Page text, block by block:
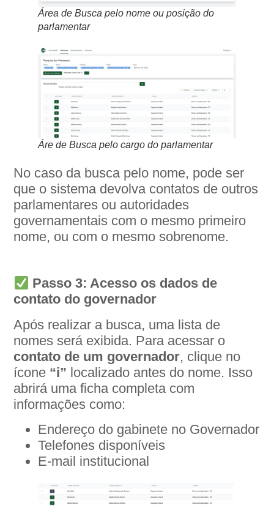
Área de Busca pelo nome ou posição do
parlamentar
Áre de Busca pelo cargo do parlamentar
No caso da busca pelo nome, pode ser
que o sistema devolva contatos de outros
parlamentares ou autoridades
governamentais com o mesmo primeiro
nome, ou com o mesmo sobrenome.
Passo 3: Acesso os dados de
contato do governador
Após realizar a busca, uma lista de
nomes será exibida. Para acessar o
contato de um governador, clique no
ícone “i” localizado antes do nome. Isso
abrirá uma ficha completa com
informações como:
Endereço do gabinete no Governador
Telefones disponíveis
E-mail institucional